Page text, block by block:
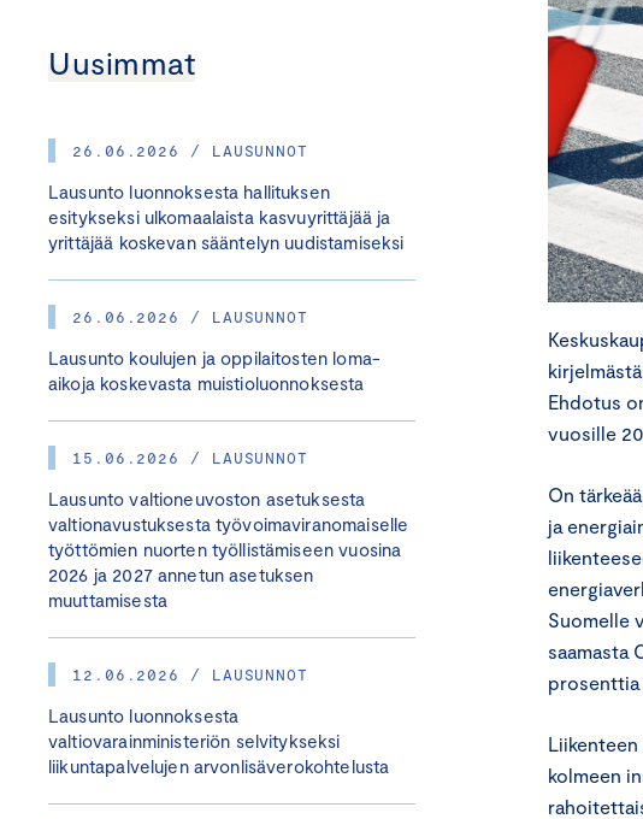
Uusimmat
26.06.2026 / LAUSUNNOT
Lausunto luonnoksesta hallituksen
esitykseksi ulkomaalaista kasvuyrittäjää ja
yrittäjää koskevan sääntelyn uudistamiseksi
26.06.2026 / LAUSUNNOT
Lausunto koulujen ja oppilaitosten loma-
aikoja koskevasta muistioluonnoksesta
15.06.2026 / LAUSUNNOT
Lausunto valtioneuvoston asetuksesta
valtionavustuksesta työvoimaviranomaiselle
työttömien nuorten työllistämiseen vuosina
2026 ja 2027 annetun asetuksen
muuttamisesta
12.06.2026 / LAUSUNNOT
Lausunto luonnoksesta
valtiovarainministeriön selvitykseksi
liikuntapalvelujen arvonlisäverokohtelusta
Ehdotus
vuosille
On
ja
Suomelle
saamasta
prosenttia
kolmeen